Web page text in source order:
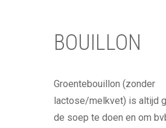
BOUILLON
Groentebouillon (zonder
lactose/melkvet) is altijd
de soep te doen en om